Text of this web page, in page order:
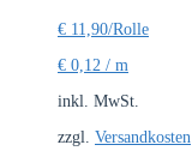
€ 11,90/Rolle
€ 0,12 / m
inkl. MwSt.
zzgl. Versandkosten